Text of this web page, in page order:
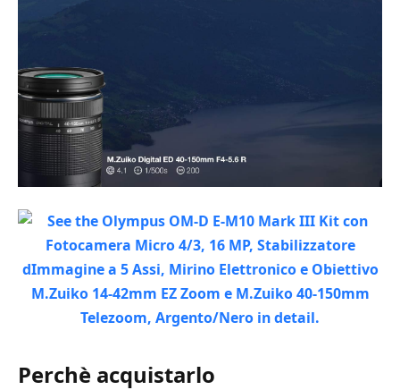
Perchè acquistarlo